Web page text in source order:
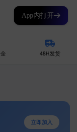
App内打开